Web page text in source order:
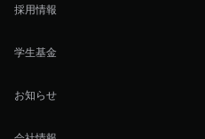
採用情報
学生基金
お知らせ